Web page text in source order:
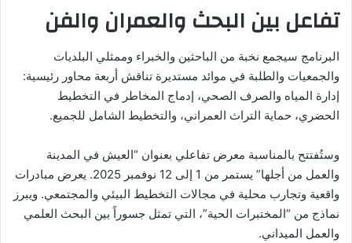
تفاعل بين البحث والعمران والفن
البرنامج سيجمع نخبة من الباحثين والخبراء وممثلي البلديات
والجمعيات والطلبة في موائد مستديرة تناقش أربعة محاور رئيسية:
إدارة المياه والصرف الصحي، إدماج المخاطر في التخطيط
الحضري، حماية التراث العمراني، والتخطيط الشامل للجميع.
وستُفتتح بالمناسبة معرض تفاعلي بعنوان “العيش في المدينة
والعمل من أجلها” يستمر من 1 إلى 12 نوفمبر 2025. يعرض مبادرات
واقعية وتجارب محلية في مجالات التخطيط البيئي والمجتمعي. ويبرز
نماذج من “المختبرات الحية”، التي تمثل جسوراً بين البحث العلمي
والعمل الميداني.